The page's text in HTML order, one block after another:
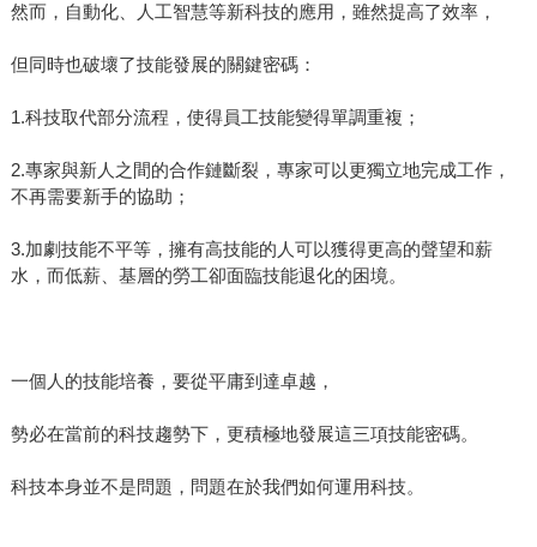
然而，自動化、人工智慧等新科技的應用，雖然提高了效率，
但同時也破壞了技能發展的關鍵密碼：
1.科技取代部分流程，使得員工技能變得單調重複；
2.專家與新人之間的合作鏈斷裂，專家可以更獨立地完成工作，
不再需要新手的協助；
3.加劇技能不平等，擁有高技能的人可以獲得更高的聲望和薪
水，而低薪、基層的勞工卻面臨技能退化的困境。
一個人的技能培養，要從平庸到達卓越，
勢必在當前的科技趨勢下，更積極地發展這三項技能密碼。
科技本身並不是問題，問題在於我們如何運用科技。